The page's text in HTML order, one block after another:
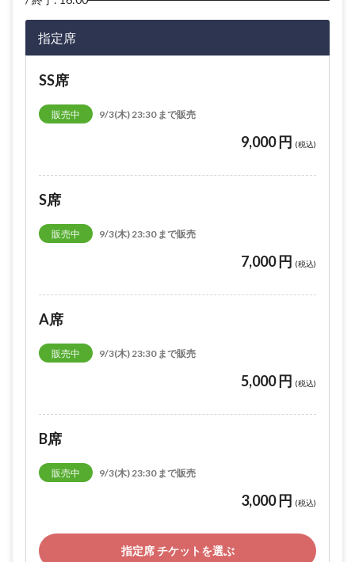
指定席
SS席
販売中 9/3(木) 23:30 まで販売
9,000 円 (税込)
S席
販売中 9/3(木) 23:30 まで販売
7,000 円 (税込)
A席
販売中 9/3(木) 23:30 まで販売
5,000 円 (税込)
B席
販売中 9/3(木) 23:30 まで販売
3,000 円 (税込)
指定席 チケットを選ぶ